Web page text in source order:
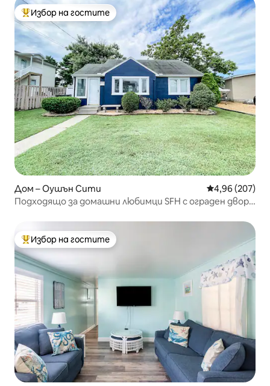
Най-популярен избор на гостите
Избор на гостите
Дом – Оушън Сити Средна
4,96 (207)
Подходящо за домашни любимци SFH с ограден двор,
Най-популярен избор на гостите
Избор на гостите